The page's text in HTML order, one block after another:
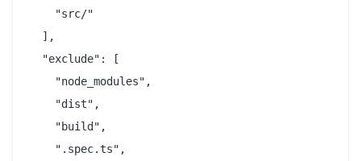
    "src/"
  ],
  "exclude": [
    "node_modules",
    "dist",
    "build",
    ".spec.ts",